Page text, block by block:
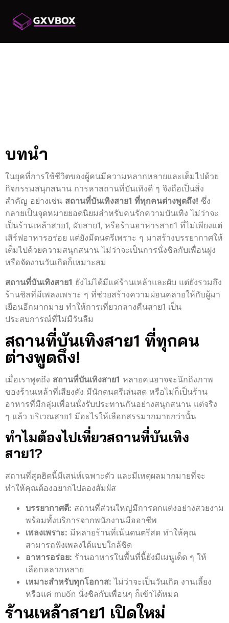
บทนำ
ในยุคที่การใช้ชีวิตของผู้คนมีความหลากหลายและเต็มไปด้วย
กิจกรรมสนุกสนาน การหาสถานที่บันเทิงดี ๆ จึงถือเป็นสิ่ง
สำคัญ อย่างเช่น สถานที่บันเทิงสาย1 ที่ทุกคนต่างพูดถึง! ซึ่ง
กลายเป็นจุดหมายยอดนิยมสำหรับคนรักความบันเทิง ไม่ว่าจะ
เป็นร้านเหล้าสาย1, ผับสาย1, หรือร้านอาหารสาย1 ที่ไม่เพียงแต่
เสิร์ฟอาหารอร่อย แต่ยังมีดนตรีเพราะ ๆ มาสร้างบรรยากาศให้
เต็มไปด้วยความสนุกสนาน ไม่ว่าจะเป็นการนั่งชิลกับเพื่อนฝูง
หรือจัดงานวันเกิดก็เหมาะสม
สถานที่บันเทิงสาย1 ยังไม่ได้มีแค่ร้านเหล้าและผับ แต่ยังรวมถึง
ร้านชิลที่มีเพลงเพราะ ๆ ที่ช่วยสร้างความผ่อนคลายให้กับผู้มา
เยือนอีกมากมาย ทำให้การเที่ยวกลางคืนสาย1 เป็น
ประสบการณ์ที่ไม่มีวันลืม
สถานที่บันเทิงสาย1 ที่ทุกคน
ต่างพูดถึง!
เมื่อเราพูดถึง สถานที่บันเทิงสาย1 หลายคนอาจจะนึกถึงภาพ
ของร้านเหล้าที่เสียงดัง มีนักดนตรีเล่นสด หรือไม่ก็เป็นร้าน
อาหารที่มีกลุ่มเพื่อนนั่งรับประทานกันอย่างสนุกสนาน แต่จริง
ๆ แล้ว บริเวณสาย1 มีอะไรให้เลือกสรรมากมายกว่านั้น
ทำไมต้องไปเที่ยวสถานที่บันเทิง
สาย1?
สถานที่สุดฮิตนี้มีเสน่ห์เฉพาะตัว และมีเหตุผลมากมายที่จะ
ทำให้คุณต้องอยากไปลองสัมผัส
บรรยากาศดี: สถานที่ส่วนใหญ่มีการตกแต่งอย่างสวยงาม
พร้อมทั้งบริการจากพนักงานมืออาชีพ
เพลงเพราะ: มีหลายร้านที่เน้นดนตรีสด ทำให้คุณ
สามารถฟังเพลงได้แบบใกล้ชิด
อาหารอร่อย: ร้านอาหารในพื้นที่นี้ยังมีเมนูเด็ด ๆ ให้
เลือกหลากหลาย
เหมาะสำหรับทุกโอกาส: ไม่ว่าจะเป็นวันเกิด งานเลี้ยง
หรือแค่ muốn นั่งชิลกับเพื่อนๆ ก็เข้าได้หมด
ร้านเหล้าสาย1 เปิดใหม่